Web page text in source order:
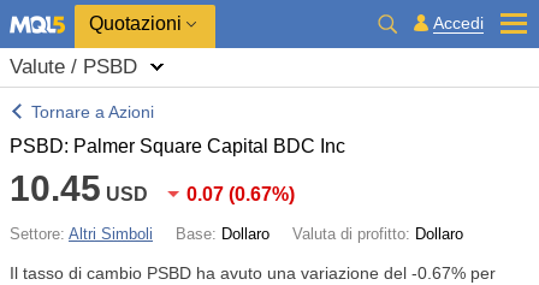
Quotazioni Accedi
Valute / PSBD
Tornare a Azioni
PSBD: Palmer Square Capital BDC Inc
10.45 USD 0.07 (0.67%)
Settore: Altri Simboli Base: Dollaro Valuta di profitto: Dollaro
Il tasso di cambio PSBD ha avuto una variazione del -0.67% per